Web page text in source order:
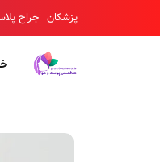
پزشکان جراح